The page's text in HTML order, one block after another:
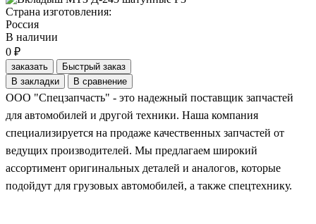
Страна изготовления:
Россия
В наличии
0 ₽
заказать
Быстрый заказ
В закладки
В сравнение
ООО "Спецзапчасть" - это надежный поставщик запчастей
для автомобилей и другой техники. Наша компания
специализируется на продаже качественных запчастей от
ведущих производителей. Мы предлагаем широкий
ассортимент оригинальных деталей и аналогов, которые
подойдут для грузовых автомобилей, а также спецтехнику.